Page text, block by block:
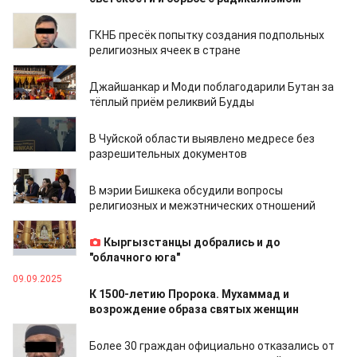
24.02.2026
ГКНБ пресёк попытку создания подпольных
религиозных ячеек в стране
10.11.2025
Джайшанкар и Моди поблагодарили Бутан за
тёплый приём реликвий Будды
08.11.2025
В Чуйской области выявлено медресе без
разрешительных документов
29.10.2025
В мэрии Бишкека обсудили вопросы
религиозных и межэтнических отношений
18.10.2025
Кыргызстанцы добрались и до
"облачного юга"
09.09.2025
К 1500-летию Пророка. Мухаммад и
возрождение образа святых женщин
25.08.2025
Более 30 граждан официально отказались от